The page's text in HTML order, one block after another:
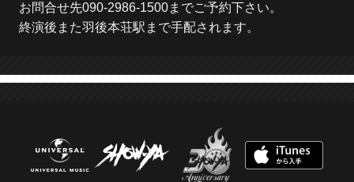
お問合せ先090-2986-1500までご予約下さい。
終演後また羽後本荘駅まで手配されます。